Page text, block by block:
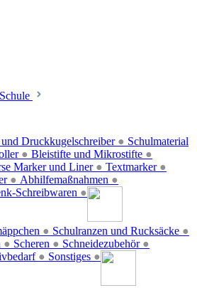
Druckkugelschreiber ●
● Bleistifte und Mikrostifte ●
Marker und Liner ● Textmarker ●
● Abhilfemaßnahmen ●
Schreibwaren ●
Schulmaterial
● Schulranzen und Rucksäcke ●
● Scheren ● Schneidezubehör ●
● Sonstiges ●